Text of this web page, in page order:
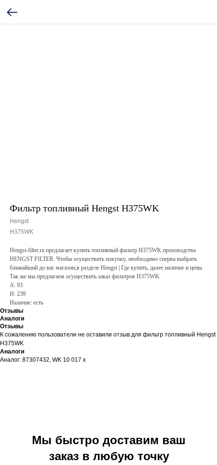
Фильтр топливный Hengst H375WK
Hengst
H375WK
Hengst-filter.ru предлагает купить топливный фильтр H375WK производства
HENGST FILTER. Чтобы осуществить покупку, необходимо сперва выбрать
ближайший до вас магазин,в разделе Hengst | Где купить, далее наличие и цены.
Так же мы предлагаем осуществить заказ фильтров H375WK.
A: 93
H: 239
Наличие: есть
Отзывы
Аналоги
Отзывы
К сожалению пользователи не оставили отзыв для фильтр топливный Hengst
H375WK
Аналоги
Аналог: 87307432, WK 10 017 x
Мы быстро доставим ваш
заказ в любую точку